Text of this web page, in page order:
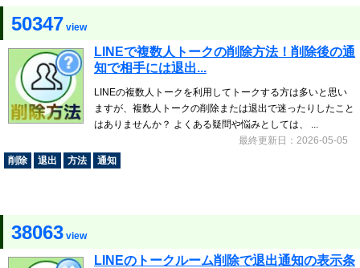
50347 view
LINEで複数人トークの削除方法！削除後の通
知で相手には退出...
LINEの複数人トークを利用してトークする方は多いと思い
ますが、複数人トークの削除または退出で迷ったりしたこと
はありませんか？ よくある疑問や悩みとしては、 ...
最終更新日：2026-05-05
削除
退出 方法 通知
38063 view
LINEのトークルーム削除で退出通知の表示条